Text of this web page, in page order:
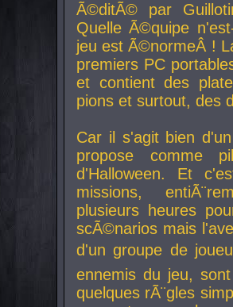
Ã©ditÃ© par
Quelle Ã©quipe
jeu est Ã©normeÂ !
premiers PC
et contient des
pions et surtout, des
Car il s'agit bien
propose comme
d'Halloween. Et
missions,
plusieurs heures
scÃ©narios mais
d'un groupe de
ennemis du jeu,
quelques rÃ¨gles